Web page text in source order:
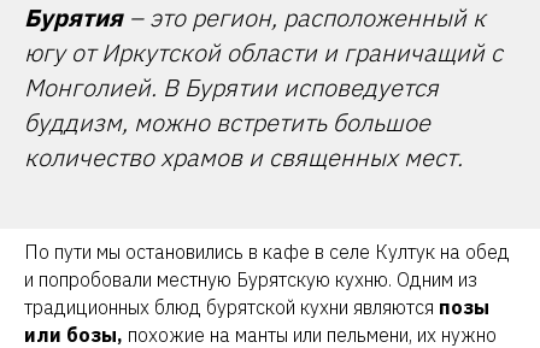
Бурятия– это регион, расположенный к
югу от Иркутской области и граничащий с
Монголией. В Бурятии исповедуется
буддизм, можно встретить большое
количество храмов и священных мест.
По пути мы остановились в кафе в селе Култук на обед
и попробовали местную Бурятскую кухню. Одним из
традиционных блюд бурятской кухни являются позы
или бозы, похожие на манты или пельмени, их нужно